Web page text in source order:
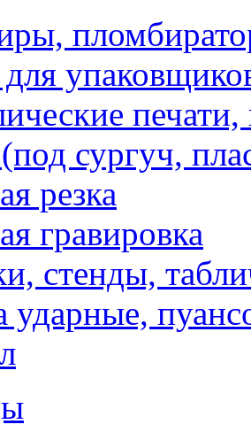
сургуч,
резка
гравировка
стенды,
ударные,